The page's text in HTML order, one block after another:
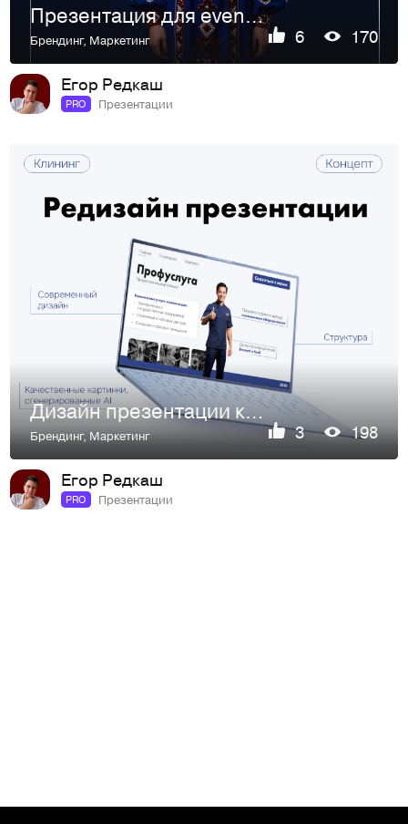
Презентация для event-агенства
Брендинг, Маркетинг 6 170
Егор Редкаш
PRO Презентации
Дизайн презентации клининговой компании
Брендинг,Маркетинг 3 198
Егор Редкаш
PRO Презентации